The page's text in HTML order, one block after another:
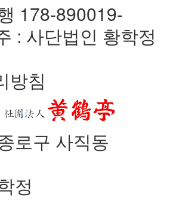
178-890019-
: 사단법인 황학정
방침
로구 사직동
정